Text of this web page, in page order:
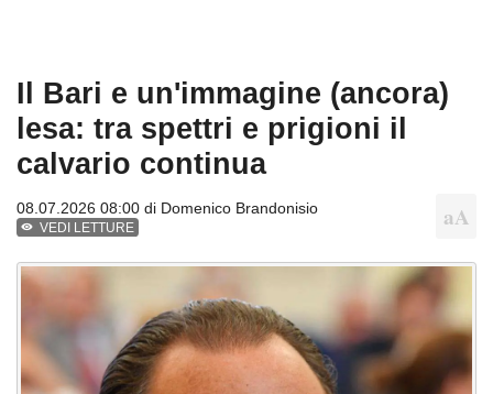
Il Bari e un'immagine (ancora)
lesa: tra spettri e prigioni il
calvario continua
08.07.2026 08:00 di Domenico Brandonisio
VEDI LETTURE